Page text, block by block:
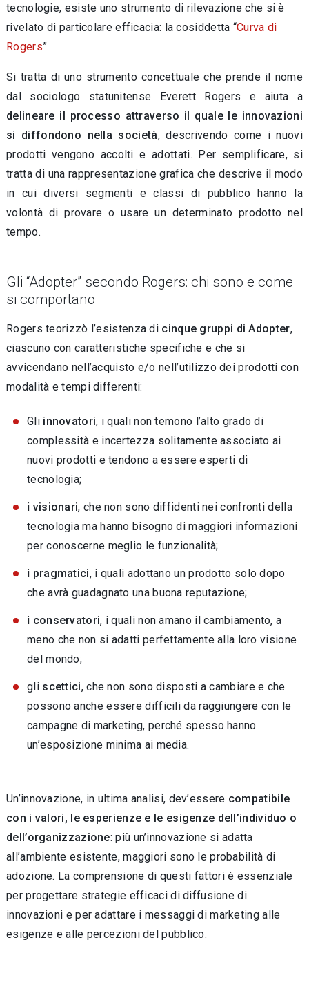
tecnologie, esiste uno strumento di rilevazione che si è
rivelato di particolare efficacia: la cosiddetta “Curva di
Rogers”.
Si tratta di uno strumento concettuale che prende il nome
dal sociologo statunitense Everett Rogers e aiuta a
delineare il processo attraverso il quale le innovazioni
si diffondono nella società, descrivendo come i nuovi
prodotti vengono accolti e adottati. Per semplificare, si
tratta di una rappresentazione grafica che descrive il modo
in cui diversi segmenti e classi di pubblico hanno la
volontà di provare o usare un determinato prodotto nel
tempo.
Gli “Adopter” secondo Rogers: chi sono e come
si comportano
Rogers teorizzò l’esistenza di cinque gruppi di Adopter,
ciascuno con caratteristiche specifiche e che si
avvicendano nell’acquisto e/o nell’utilizzo dei prodotti con
modalità e tempi differenti:
Gli innovatori, i quali non temono l’alto grado di
complessità e incertezza solitamente associato ai
nuovi prodotti e tendono a essere esperti di
tecnologia;
i visionari, che non sono diffidenti nei confronti della
tecnologia ma hanno bisogno di maggiori informazioni
per conoscerne meglio le funzionalità;
i pragmatici, i quali adottano un prodotto solo dopo
che avrà guadagnato una buona reputazione;
i conservatori, i quali non amano il cambiamento, a
meno che non si adatti perfettamente alla loro visione
del mondo;
gli scettici, che non sono disposti a cambiare e che
possono anche essere difficili da raggiungere con le
campagne di marketing, perché spesso hanno
un’esposizione minima ai media.
Un’innovazione, in ultima analisi, dev’essere compatibile
con i valori, le esperienze e le esigenze dell’individuo o
dell’organizzazione: più un’innovazione si adatta
all’ambiente esistente, maggiori sono le probabilità di
adozione. La comprensione di questi fattori è essenziale
per progettare strategie efficaci di diffusione di
innovazioni e per adattare i messaggi di marketing alle
esigenze e alle percezioni del pubblico.